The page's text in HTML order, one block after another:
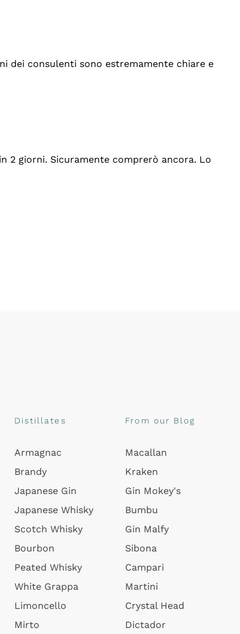
dei consulenti sono estremamente chiare e
2 giorni. Sicuramente comprerò ancora. Lo
Distillates
Armagnac
Brandy
Japanese Gin
Japanese Whisky
Scotch Whisky
Bourbon
Peated Whisky
White Grappa
Limoncello
Mirto
From our Blog
Macallan
Kraken
Gin Mokey's
Bumbu
Gin Malfy
Sibona
Campari
Martini
Crystal Head
Dictador